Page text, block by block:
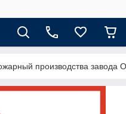
производства завода